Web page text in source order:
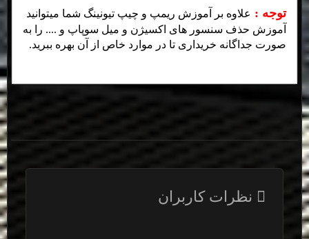
توجه : علاوه بر آموزش ریمپ و چیپ تیونینگ شما میتوانید
آموزش حذف سنسور های اکسیژن و میل سوپاپ و .... را به
صورت جداگانه خریداری تا در موارد خاص از آن بهره ببرید.
نظرات کاربران